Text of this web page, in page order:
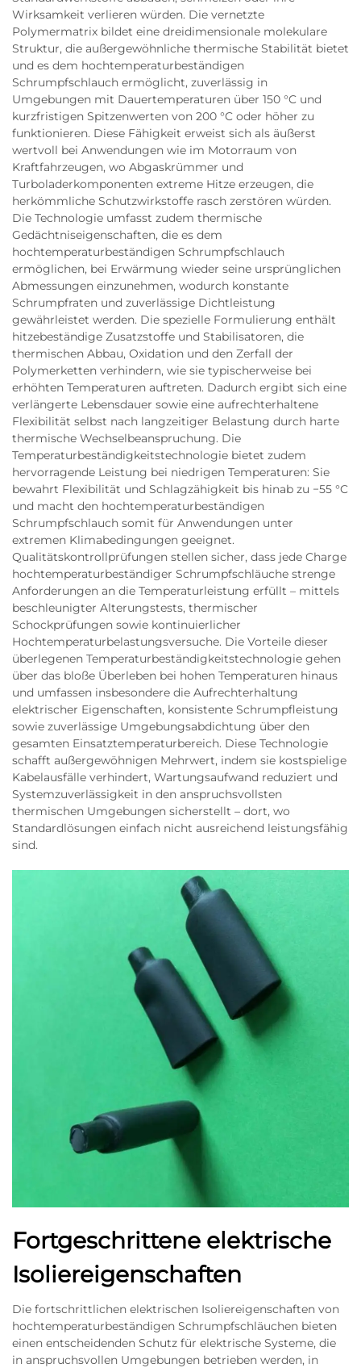
Wirksamkeit verlieren würden. Die vernetzte
Polymermatrix bildet eine dreidimensionale molekulare
Struktur, die außergewöhnliche thermische Stabilität bietet
und es dem hochtemperaturbeständigen
Schrumpfschlauch ermöglicht, zuverlässig in
Umgebungen mit Dauertemperaturen über 150 °C und
kurzfristigen Spitzenwerten von 200 °C oder höher zu
funktionieren. Diese Fähigkeit erweist sich als äußerst
wertvoll bei Anwendungen wie im Motorraum von
Kraftfahrzeugen, wo Abgaskrümmer und
Turboladerkomponenten extreme Hitze erzeugen, die
herkömmliche Schutzwirkstoffe rasch zerstören würden.
Die Technologie umfasst zudem thermische
Gedächtniseigenschaften, die es dem
hochtemperaturbeständigen Schrumpfschlauch
ermöglichen, bei Erwärmung wieder seine ursprünglichen
Abmessungen einzunehmen, wodurch konstante
Schrumpfraten und zuverlässige Dichtleistung
gewährleistet werden. Die spezielle Formulierung enthält
hitzebeständige Zusatzstoffe und Stabilisatoren, die
thermischen Abbau, Oxidation und den Zerfall der
Polymerketten verhindern, wie sie typischerweise bei
erhöhten Temperaturen auftreten. Dadurch ergibt sich eine
verlängerte Lebensdauer sowie eine aufrechterhaltene
Flexibilität selbst nach langzeitiger Belastung durch harte
thermische Wechselbeanspruchung. Die
Temperaturbeständigkeitstechnologie bietet zudem
hervorragende Leistung bei niedrigen Temperaturen: Sie
bewahrt Flexibilität und Schlagzähigkeit bis hinab zu −55 °C
und macht den hochtemperaturbeständigen
Schrumpfschlauch somit für Anwendungen unter
extremen Klimabedingungen geeignet.
Qualitätskontrollprüfungen stellen sicher, dass jede Charge
hochtemperaturbeständiger Schrumpfschläuche strenge
Anforderungen an die Temperaturleistung erfüllt – mittels
beschleunigter Alterungstests, thermischer
Schockprüfungen sowie kontinuierlicher
Hochtemperaturbelastungsversuche. Die Vorteile dieser
überlegenen Temperaturbeständigkeitstechnologie gehen
über das bloße Überleben bei hohen Temperaturen hinaus
und umfassen insbesondere die Aufrechterhaltung
elektrischer Eigenschaften, konsistente Schrumpfleistung
sowie zuverlässige Umgebungsabdichtung über den
gesamten Einsatztemperaturbereich. Diese Technologie
schafft außergewöhnigen Mehrwert, indem sie kostspielige
Kabelausfälle verhindert, Wartungsaufwand reduziert und
Systemzuverlässigkeit in den anspruchsvollsten
thermischen Umgebungen sicherstellt – dort, wo
Standardlösungen einfach nicht ausreichend leistungsfähig
sind.
Fortgeschrittene elektrische
Isoliereigenschaften
Die fortschrittlichen elektrischen Isoliereigenschaften von
hochtemperaturbeständigen Schrumpfschläuchen bieten
einen entscheidenden Schutz für elektrische Systeme, die
in anspruchsvollen Umgebungen betrieben werden, in